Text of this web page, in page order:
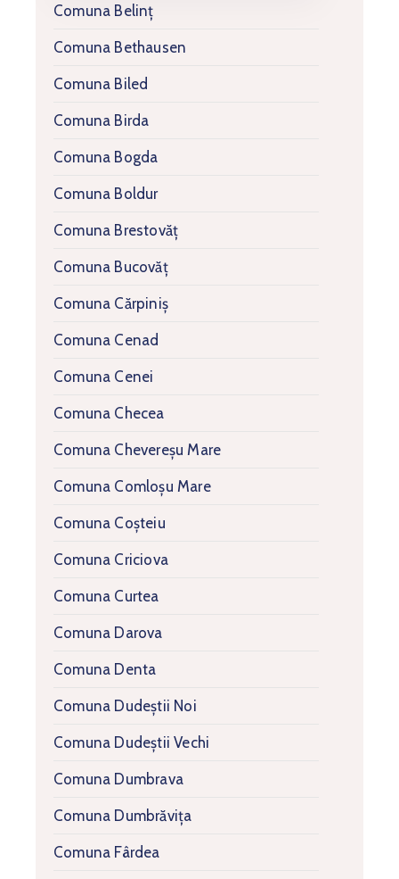
Comuna Belinț
Comuna Bethausen
Comuna Biled
Comuna Birda
Comuna Bogda
Comuna Boldur
Comuna Brestovăț
Comuna Bucovăț
Comuna Cărpiniș
Comuna Cenad
Comuna Cenei
Comuna Checea
Comuna Chevereșu Mare
Comuna Comloșu Mare
Comuna Coșteiu
Comuna Criciova
Comuna Curtea
Comuna Darova
Comuna Denta
Comuna Dudeștii Noi
Comuna Dudeștii Vechi
Comuna Dumbrava
Comuna Dumbrăvița
Comuna Fârdea